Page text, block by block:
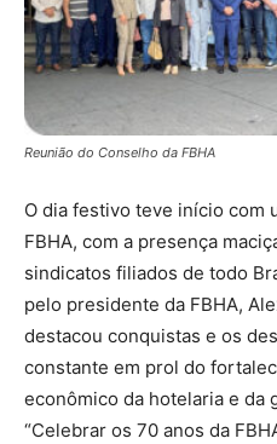
Reunião do Conselho da FBHA
O dia festivo teve início com
FBHA, com a presença
sindicatos filiados de todo
pelo presidente da FBHA,
destacou conquistas e os
constante em prol do
econômico da hotelaria e da
“Celebrar os 70 anos da